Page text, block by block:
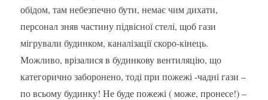
обідом, там небезпечно бути, немає чим дихати,
персонал зняв частину підвісної стелі, щоб гази
мігрували будинком, каналізації скоро-кінець.
Можливо, врізалися в будинкову вентиляцію, що
категорично заборонено, тоді при пожежі -чадні гази –
по всьому будинку! Не буде пожежі ( може, пронесе!) –